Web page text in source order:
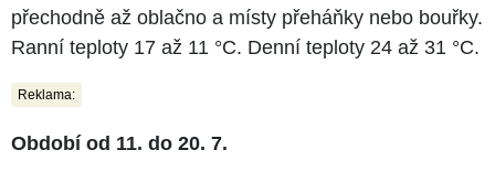
přechodně až oblačno a místy přeháňky nebo bouřky.
Ranní teploty 17 až 11 °C. Denní teploty 24 až 31 °C.
Reklama:
Období od 11. do 20. 7.